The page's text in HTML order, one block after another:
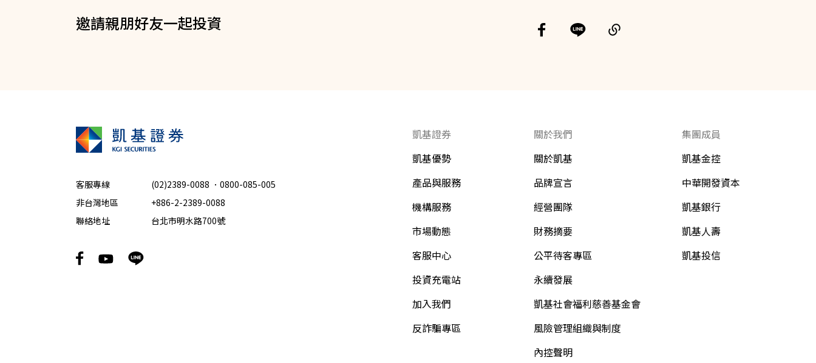
邀請親朋好友一起投資
客服專線 (02)2389-0088 ．0800-085-005
非台灣地區
+886-2-2389-0088
聯絡地址
台北市明水路700號
凱基證券
凱基優勢
產品與服務
機構服務
市場動態
客服中心
投資充電站
加入我們
反詐騙專區
關於我們
關於凱基
品牌宣言
經營團隊
財務摘要
公平待客專區
永續發展
凱基社會福利慈善基金會
風險管理組織與制度
內控聲明
集團成員
凱基金控
中華開發資本
凱基銀行
凱基人壽
凱基投信